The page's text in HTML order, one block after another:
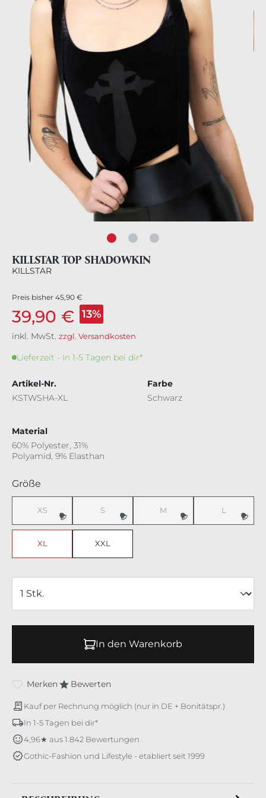
KILLSTAR TOP SHADOWKIN
KILLSTAR
Preis bisher 45,90 €
39,90 € 13%
inkl. MwSt. zzgl. Versandkosten
Lieferzeit - In 1-5 Tagen bei dir*
Artikel-Nr.
KSTWSHA-XL
Farbe
Schwarz
Material
60% Polyester, 31%
Polyamid, 9% Elasthan
Größe
XS(Diese Option ist zurzeit nicht verfügbar.)
S(Diese Option ist zurzeit nicht verfügbar.)
M(Diese Option ist zurzeit nicht
L(Diese
XL XXL
In den Warenkorb
Merken Bewerten
Kauf per Rechnung möglich (nur in DE + Bonitätspr.)
In 1-5 Tagen bei dir*
4,96★ aus 1.842 Bewertungen
Gothic-Fashion und Lifestyle - etabliert seit 1999